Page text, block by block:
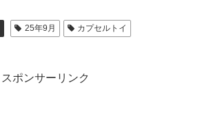
25年9月
カプセルトイ
スポンサーリンク